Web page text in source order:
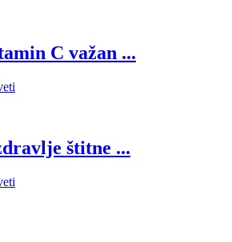
C važan ...
štitne ...